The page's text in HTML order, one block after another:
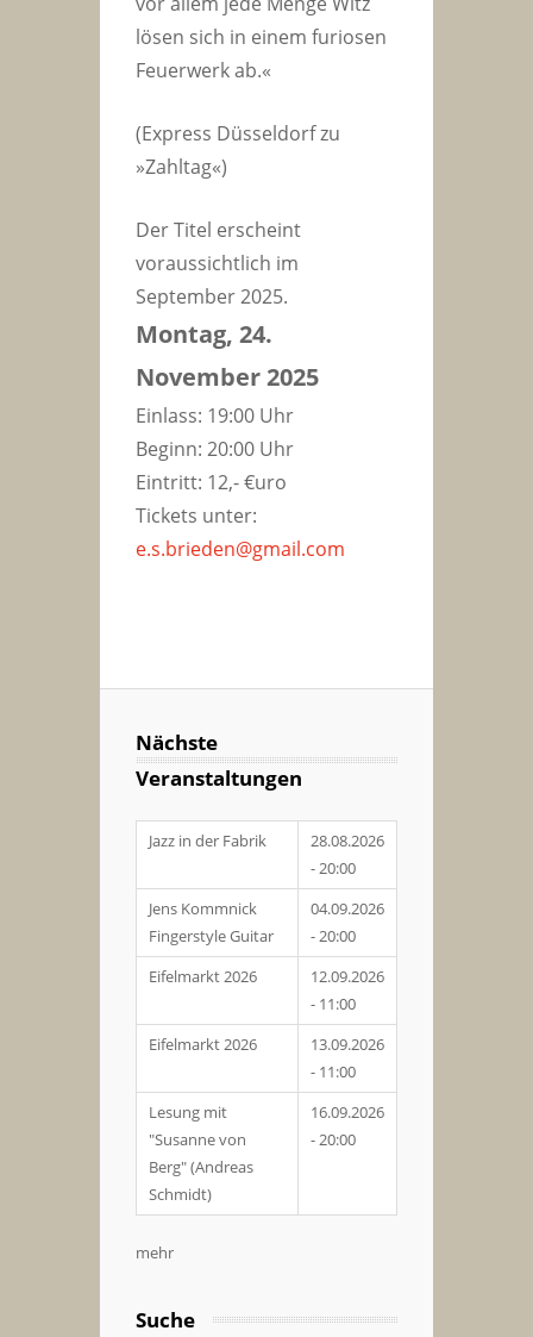
lösen sich in einem furiosen
Feuerwerk ab.«
(Express Düsseldorf zu
»Zahltag«)
Der Titel erscheint
voraussichtlich im
September 2025.
Montag, 24.
November 2025
Einlass: 19:00 Uhr
Beginn: 20:00 Uhr
Eintritt: 12,- €uro
Tickets unter:
e.s.brieden@gmail.com
Nächste
Veranstaltungen
Jazz in der Fabrik
28.08.2026
- 20:00
Jens Kommnick
Fingerstyle Guitar
04.09.2026
- 20:00
Eifelmarkt 2026
12.09.2026
- 11:00
Eifelmarkt 2026
13.09.2026
- 11:00
Lesung mit
"Susanne von
Berg" (Andreas
Schmidt)
16.09.2026
- 20:00
mehr
Suche